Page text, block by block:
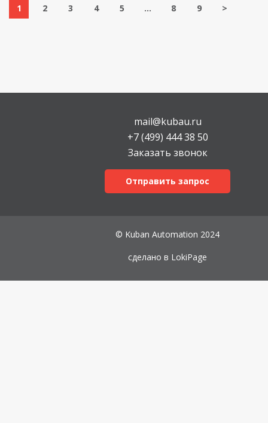
1 2 3 4 5 ... 8 9 >
mail@kubau.ru
+7 (499) 444 38 50
Заказать звонок
Отправить запрос
© Kuban Automation 2024
сделано в LokiPage